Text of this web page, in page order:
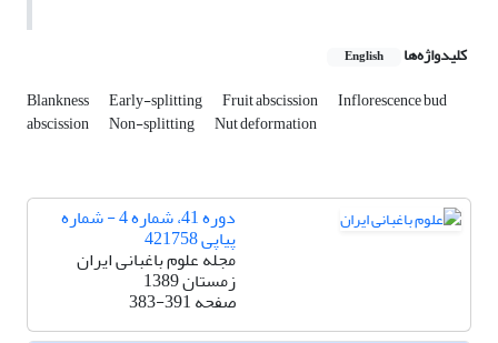
کلیدواژه‌ها English
Blankness Early-splitting Fruit abscission Inflorescence bud
abscission Non-splitting Nut deformation
دوره 41، شماره 4 - شماره
پیاپی 421758
مجله علوم باغبانی ایران
زمستان 1389
صفحه383-391